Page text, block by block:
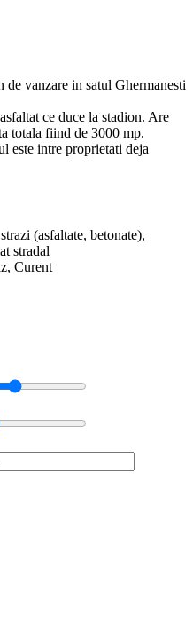
de vanzare in satul Ghermanesti
ce duce la stadion. Are
totala fiind de 3000 mp.
este intre proprietati deja
(asfaltate, betonate),
stradal
Curent